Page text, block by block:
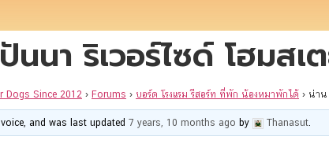
นนา ริเวอร์ไซด์ โฮมส
Dogs Since 2012 › Forums › บอร์ด โรงแรม รีสอร์ท ที่พัก น้องหมาพักได้ › น่าน
and was last updated7 years, 10 months ago by Thanasut.